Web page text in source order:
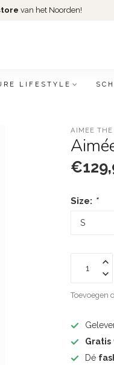
van het Noorden!
LIFESTYLE
AIMÉE
Size: *
Toevoegen
Gratis
Dé